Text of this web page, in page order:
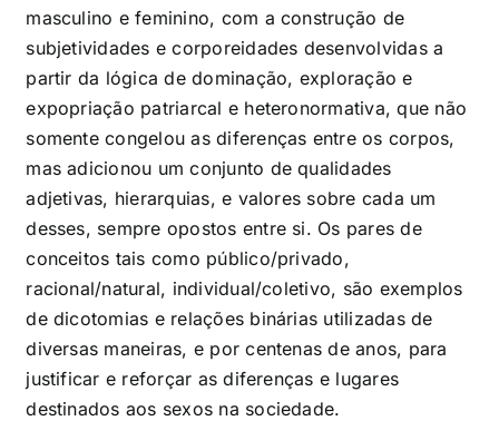
masculino e feminino, com a construção de
subjetividades e corporeidades desenvolvidas a
partir da lógica de dominação, exploração e
expopriação patriarcal e heteronormativa, que não
somente congelou as diferenças entre os corpos,
mas adicionou um conjunto de qualidades
adjetivas, hierarquias, e valores sobre cada um
desses, sempre opostos entre si. Os pares de
conceitos tais como público/privado,
racional/natural, individual/coletivo, são exemplos
de dicotomias e relações binárias utilizadas de
diversas maneiras, e por centenas de anos, para
justificar e reforçar as diferenças e lugares
destinados aos sexos na sociedade.